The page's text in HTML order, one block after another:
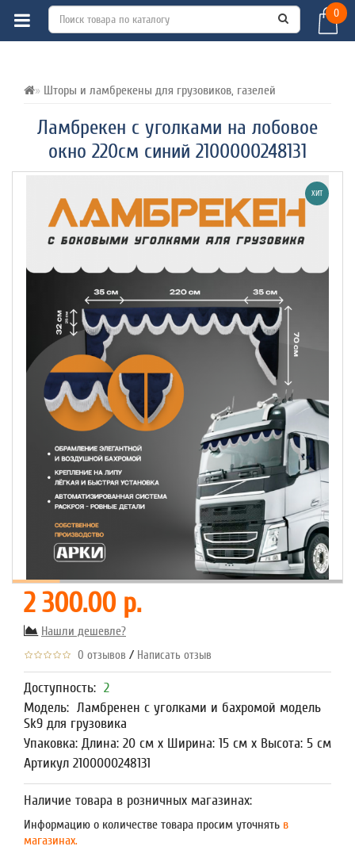
0
Шторы и ламбрекены для грузовиков, газелей
Ламбрекен с уголками на лобовое
окно 220см синий 2100000248131
ВСЕ О ТОВАРЕ ХАРАКТЕРИСТИКИ
ХИТ
2 300.00 р.
Нашли дешевле?
0 отзывов / Написать отзыв
Доступность: 2
Модель: Ламбренен с уголками и бахромой модель
Sk9 для грузовика
Упаковка: Длина: 20 см x Ширина: 15 см x Высота: 5 см
Артикул 2100000248131
Наличие товара в розничных магазинах:
Информацию о количестве товара просим уточнять в
магазинах.